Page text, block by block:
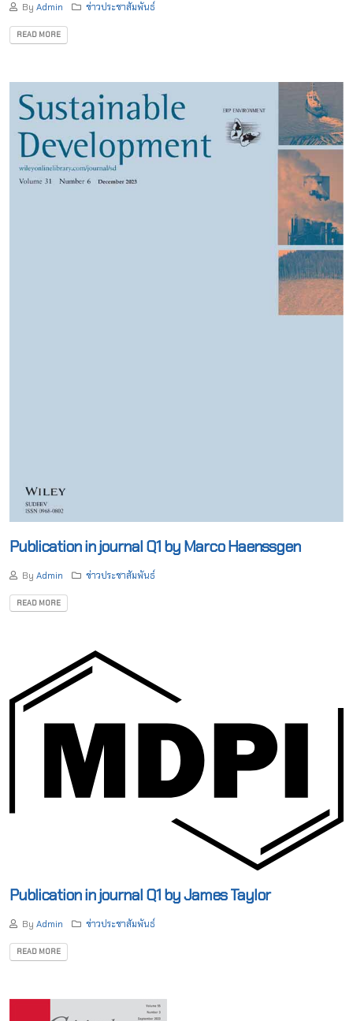
By Admin ข่าวประชาสัมพันธ์
READ MORE
Publication in journal Q1 by Marco Haenssgen
By Admin ข่าวประชาสัมพันธ์
READ MORE
Publication in journal Q1 by James Taylor
By Admin ข่าวประชาสัมพันธ์
READ MORE